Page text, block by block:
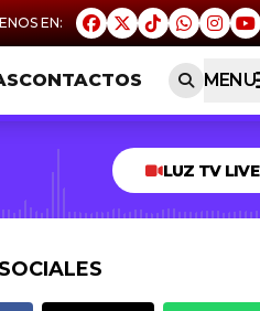
CONTACTOS MENU
LUZ TV LIVE